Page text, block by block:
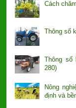
Cách
Thông số
Thông số
280)
Nông
định và